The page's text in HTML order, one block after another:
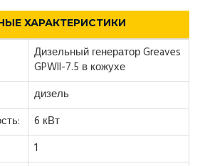
ХАРАКТЕРИСТИКИ
Дизельный генератор Greaves
GPWII-7.5 в кожухе
дизель
6 кВт
1